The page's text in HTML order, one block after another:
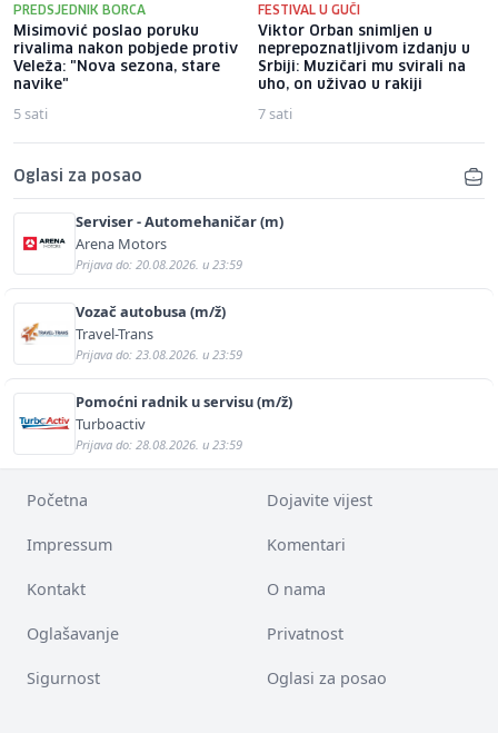
PREDSJEDNIK BORCA
Misimović poslao poruku
rivalima nakon pobjede protiv
Veleža: "Nova sezona, stare
navike"
5 sati
FESTIVAL U GUČI
Viktor Orban snimljen u
neprepoznatljivom izdanju u
Srbiji: Muzičari mu svirali na
uho, on uživao u rakiji
7 sati
Oglasi za posao
Serviser - Automehaničar (m)
Arena Motors
Prijava do: 20.08.2026. u 23:59
Vozač autobusa (m/ž)
Travel-Trans
Prijava do: 23.08.2026. u 23:59
Pomoćni radnik u servisu (m/ž)
Turboactiv
Prijava do: 28.08.2026. u 23:59
Početna Dojavite vijest
Impressum Komentari
Kontakt O nama
Oglašavanje Privatnost
Sigurnost Oglasi za posao